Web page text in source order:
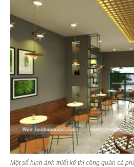
Một số hình ảnh thiết kế thi công quán cà